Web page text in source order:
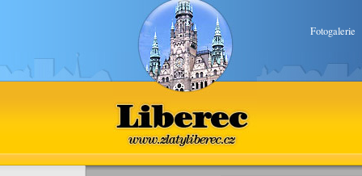
Fotogalerie
Liberec
www.zlatyliberec.cz